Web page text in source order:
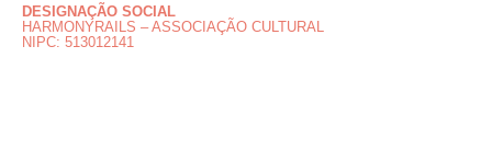
DESIGNAÇÃO SOCIAL
HARMONYRAILS – ASSOCIAÇÃO CULTURAL
NIPC: 513012141